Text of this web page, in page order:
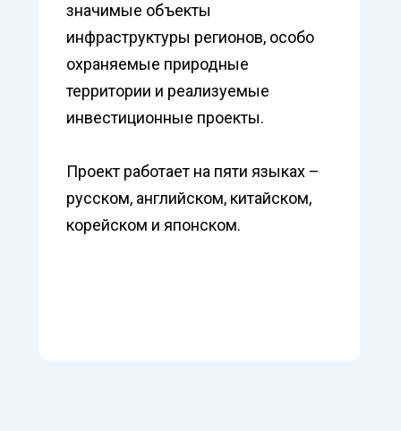
значимые объекты
инфраструктуры регионов, особо
охраняемые природные
территории и реализуемые
инвестиционные проекты.
Проект работает на пяти языках –
русском, английском, китайском,
корейском и японском.